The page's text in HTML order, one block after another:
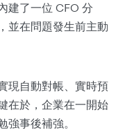
建了一位 CFO 分
並在問題發生前主動
現自動對帳、實時預
在於，企業在一開始
事後補強。